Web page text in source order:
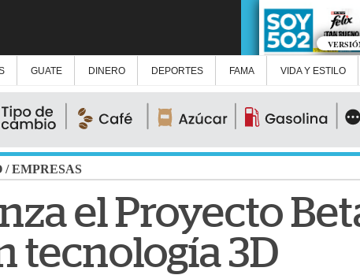
GUATE DINERO DEPORTES FAMA VIDA Y ESTILO
/EMPRESAS
el Proyecto
tecnología 3D